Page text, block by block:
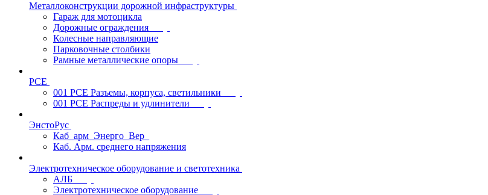
Металлоконструкции дорожной инфраструктуры
Гараж для мотоцикла
Дорожные ограждения
Колесные направляющие
Парковочные столбики
Рамные металлические опоры
PCE
001 PCE Разъемы, корпуса, светильники
001 PCE Распреды и удлинители
ЭнстоРус
Каб_арм_Энерго_Вер_
Каб. Арм. среднего напряжения
Электротехническое оборудование и светотехника
АЛБ
Электротехническое оборудование